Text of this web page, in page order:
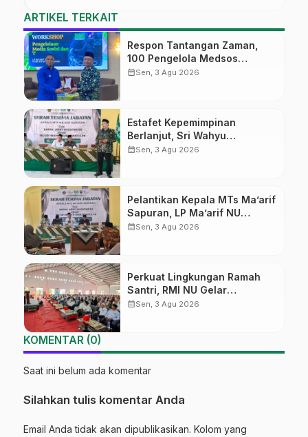
ARTIKEL TERKAIT
Respon Tantangan Zaman,
100 Pengelola Medsos
Sekolah Ma’arif Pekalongan
calendar_monthSen, 3 Agu 2026
Estafet Kepemimpinan
Berlanjut, Sri Wahyu
Susilowati Resmi Pimpin MTs
calendar_monthSen, 3 Agu 2026
Pelantikan Kepala MTs Ma’arif
Sapuran, LP Ma’arif NU
Wonosobo Tekankan Lima
calendar_monthSen, 3 Agu 2026
Perkuat Lingkungan Ramah
Santri, RMI NU Gelar
‘Sambang Pesantren’ di Pati
calendar_monthSen, 3 Agu 2026
KOMENTAR (0)
Saat ini belum ada komentar
Silahkan tulis komentar Anda
Email Anda tidak akan dipublikasikan. Kolom yang